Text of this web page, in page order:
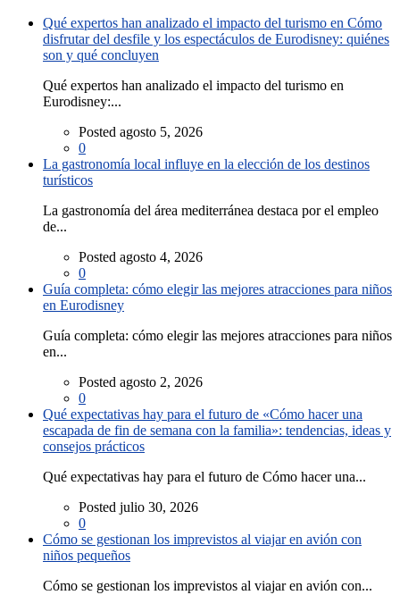
Qué expertos han analizado el impacto del turismo en Cómo
disfrutar del desfile y los espectáculos de Eurodisney: quiénes
son y qué concluyen
Qué expertos han analizado el impacto del turismo en
Eurodisney:...
Posted agosto 5, 2026
0
La gastronomía local influye en la elección de los destinos
turísticos
La gastronomía del área mediterránea destaca por el empleo
de...
Posted agosto 4, 2026
0
Guía completa: cómo elegir las mejores atracciones para niños
en Eurodisney
Guía completa: cómo elegir las mejores atracciones para niños
en...
Posted agosto 2, 2026
0
Qué expectativas hay para el futuro de «Cómo hacer una
escapada de fin de semana con la familia»: tendencias, ideas y
consejos prácticos
Qué expectativas hay para el futuro de Cómo hacer una...
Posted julio 30, 2026
0
Cómo se gestionan los imprevistos al viajar en avión con
niños pequeños
Cómo se gestionan los imprevistos al viajar en avión con...